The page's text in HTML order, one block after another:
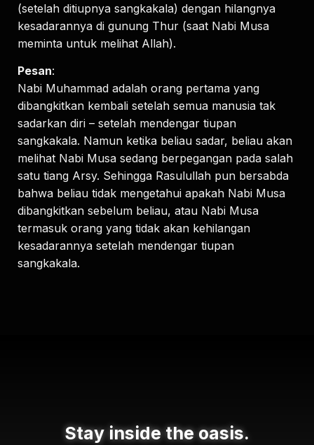
(setelah ditiupnya sangkakala) dengan hilangnya
kesadarannya di gunung Thur (saat Nabi Musa
meminta untuk melihat Allah).
Pesan:
Nabi Muhammad adalah orang pertama yang
dibangkitkan kembali setelah semua manusia tak
sadarkan diri – setelah mendengar tiupan
sangkakala. Namun ketika beliau sadar, beliau akan
melihat Nabi Musa sedang berpegangan pada salah
satu tiang Arsy. Sehingga Rasulullah pun bersabda
bahwa beliau tidak mengetahui apakah Nabi Musa
dibangkitkan sebelum beliau, atau Nabi Musa
termasuk orang yang tidak akan kehilangan
kesadarannya setelah mendengar tiupan
sangkakala.
Stay inside the oasis.